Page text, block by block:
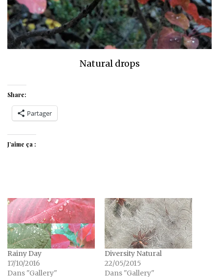
Natural drops
Share:
Partager
J’aime ça :
Rainy Day
17/10/2016
Dans "Gallery"
Diversity Natural
22/05/2015
Dans "Gallery"